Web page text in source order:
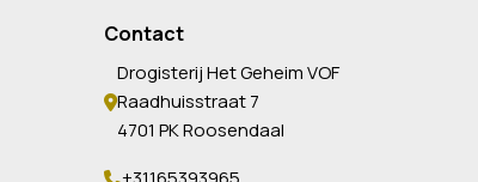
Contact
Drogisterij Het Geheim VOF
Raadhuisstraat 7
4701 PK Roosendaal